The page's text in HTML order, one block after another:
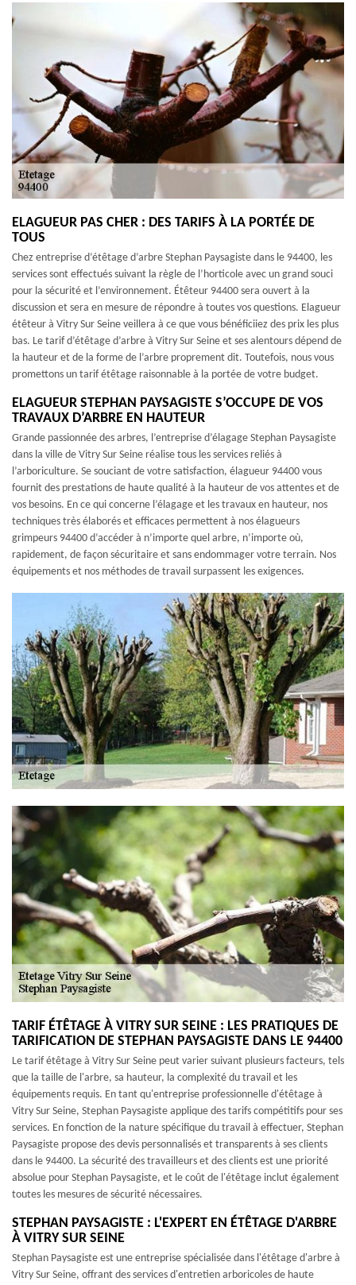
ELAGUEUR PAS CHER : DES TARIFS À LA PORTÉE DE
TOUS
Chez entreprise d’étêtage d’arbre Stephan Paysagiste dans le 94400, les
services sont effectués suivant la règle de l’horticole avec un grand souci
pour la sécurité et l’environnement. Étêteur 94400 sera ouvert à la
discussion et sera en mesure de répondre à toutes vos questions. Elagueur
étêteur à Vitry Sur Seine veillera à ce que vous bénéficiiez des prix les plus
bas. Le tarif d’étêtage d’arbre à Vitry Sur Seine et ses alentours dépend de
la hauteur et de la forme de l’arbre proprement dit. Toutefois, nous vous
promettons un tarif étêtage raisonnable à la portée de votre budget.
ELAGUEUR STEPHAN PAYSAGISTE S’OCCUPE DE VOS
TRAVAUX D’ARBRE EN HAUTEUR
Grande passionnée des arbres, l’entreprise d’élagage Stephan Paysagiste
dans la ville de Vitry Sur Seine réalise tous les services reliés à
l’arboriculture. Se souciant de votre satisfaction, élagueur 94400 vous
fournit des prestations de haute qualité à la hauteur de vos attentes et de
vos besoins. En ce qui concerne l’élagage et les travaux en hauteur, nos
techniques très élaborés et efficaces permettent à nos élagueurs
grimpeurs 94400 d’accéder à n’importe quel arbre, n’importe où,
rapidement, de façon sécuritaire et sans endommager votre terrain. Nos
équipements et nos méthodes de travail surpassent les exigences.
TARIF ÉTÊTAGE À VITRY SUR SEINE : LES PRATIQUES DE
TARIFICATION DE STEPHAN PAYSAGISTE DANS LE 94400
Le tarif étêtage à Vitry Sur Seine peut varier suivant plusieurs facteurs, tels
que la taille de l'arbre, sa hauteur, la complexité du travail et les
équipements requis. En tant qu'entreprise professionnelle d'étêtage à
Vitry Sur Seine, Stephan Paysagiste applique des tarifs compétitifs pour ses
services. En fonction de la nature spécifique du travail à effectuer, Stephan
Paysagiste propose des devis personnalisés et transparents à ses clients
dans le 94400. La sécurité des travailleurs et des clients est une priorité
absolue pour Stephan Paysagiste, et le coût de l'étêtage inclut également
toutes les mesures de sécurité nécessaires.
STEPHAN PAYSAGISTE : L'EXPERT EN ÉTÊTAGE D'ARBRE
À VITRY SUR SEINE
Stephan Paysagiste est une entreprise spécialisée dans l'étêtage d'arbre à
Vitry Sur Seine, offrant des services d'entretien arboricoles de haute